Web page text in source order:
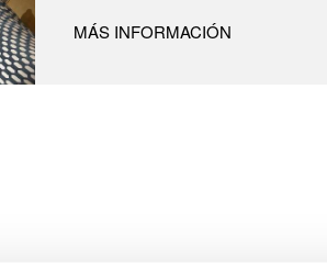
MÁS INFORMACIÓN